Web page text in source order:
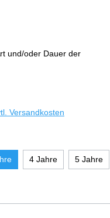
und/oder Dauer der
Versandkosten
4 Jahre 5 Jahre